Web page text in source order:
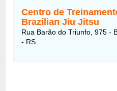
Centro de
Brazilian Jiu Jitsu
Rua Barão do Triunfo, 975 -
- RS